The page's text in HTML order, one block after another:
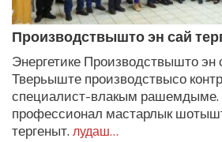
Производствышто эн сай
Энергетике Производствышто
Тверьыште производствысо
специалист-влакым
профессионал мастарлык
тергеныт. лудаш…